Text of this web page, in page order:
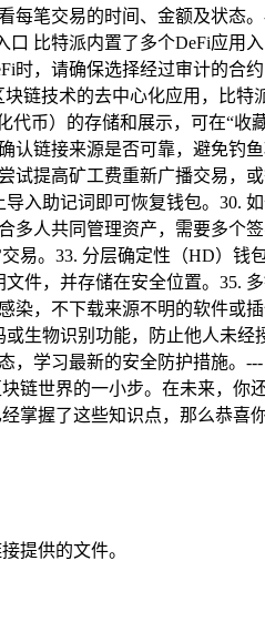
每笔交易的时间、金额及状态
比特派内置了多个DeFi应
时，请确保选择经过审计的合
链技术的去中心化应用，比
代币）的存储和展示，可在“
认链接来源是否可靠，避免钓
试提高矿工费重新广播交易，
入助记词即可恢复钱包。30.
多人共同管理资产，需要多
易。33. 分层确定性（HD）
件，并存储在安全位置。35.
染，不下载来源不明的软件或
生物识别功能，防止他人未
，学习最新的安全防护措施。
链世界的一小步。在未来，
掌握了这些知识点，那么恭喜
提供的文件。